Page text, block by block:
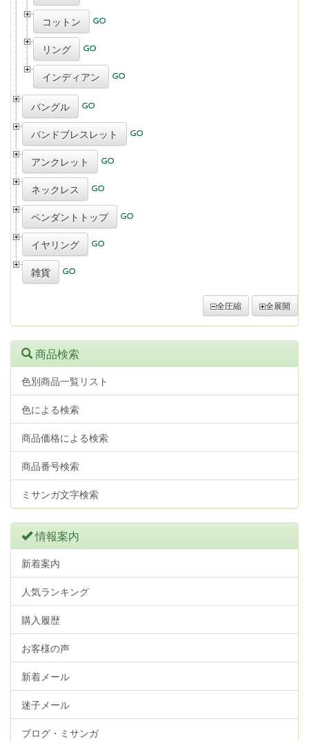
コットン
リング
インディアン
バングル
バンドブレスレット
アンクレット
ネックレス
ペンダントトップ
イヤリング
雑貨
全圧縮 全展開
商品検索
色別商品一覧リスト
色による検索
商品価格による検索
商品番号検索
ミサンガ文字検索
情報案内
新着案内
人気ランキング
購入履歴
お客様の声
新着メール
迷子メール
ブログ・ミサンガ